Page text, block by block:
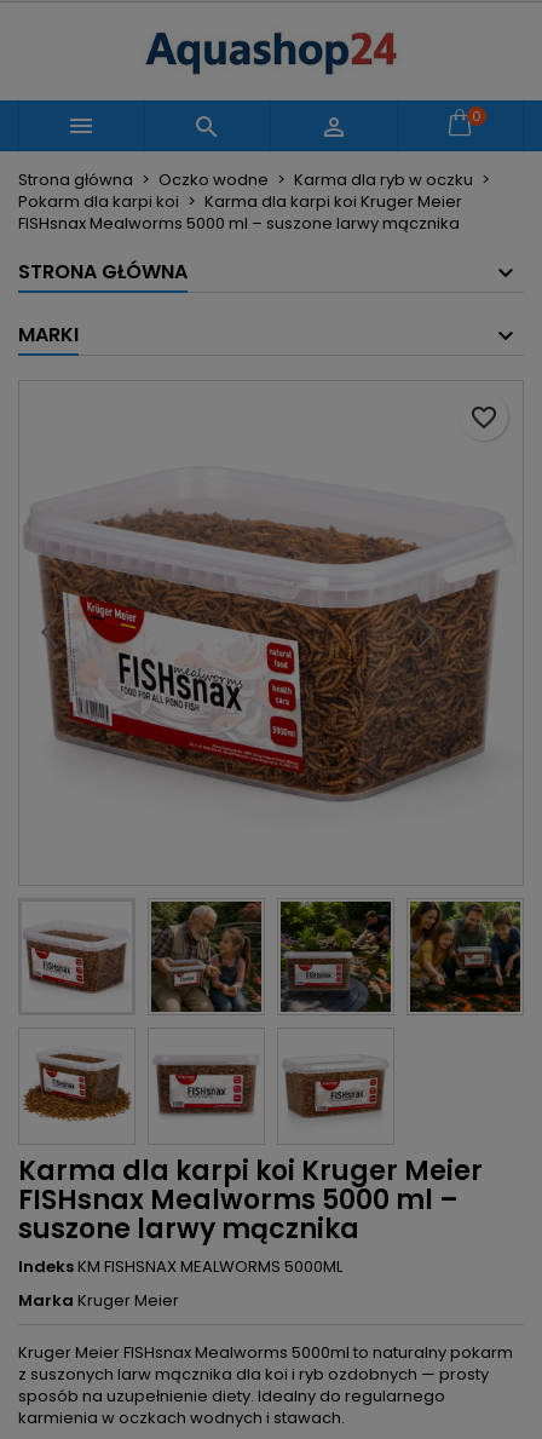
   0
Strona główna Oczko wodne
Karma dla ryb w oczku
Pokarm dla karpi koi
Karma dla karpi koi Kruger Meier
FISHsnax Mealworms 5000 ml – suszone larwy mącznika
STRONA GŁÓWNA
MARKI
Karma dla karpi koi Kruger Meier
FISHsnax Mealworms 5000 ml –
suszone larwy mącznika
IndeksKM FISHSNAX MEALWORMS 5000ML
Marka Kruger Meier
Kruger Meier FISHsnax Mealworms 5000ml to naturalny pokarm
z suszonych larw mącznika dla koi i ryb ozdobnych — prosty
sposób na uzupełnienie diety. Idealny do regularnego
karmienia w oczkach wodnych i stawach.
favorite_border
Moje listy życzeń
add_circle_outline Utwórz nową listę
Utwórz listę życzeń
Nazwa listy życzeń
Utwórz listę życzeń
Zaloguj się
Musisz być zalogowany by zapisać produkty na
swojej liście życzeń.
Anuluj Zaloguj się